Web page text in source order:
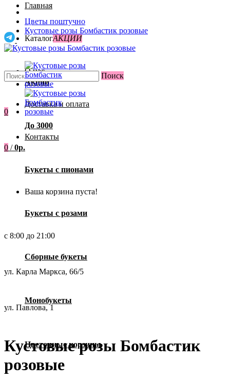
Главная
КаталогАКЦИИ
Акции
До 3000
Букеты с пионами
Букеты с розами
Сборные букеты
Монобукеты
Цветочные корзины
О нас
Доставка и оплата
Контакты
Поиск
0
0 / 0р.
Ваша корзина пуста!
с 8:00 до 21:00
ул. Карла Маркса, 66/5
ул. Павлова, 1
Цветы поштучно
Кустовые розы Бомбастик розовые
Кустовые розы Бомбастик
розовые